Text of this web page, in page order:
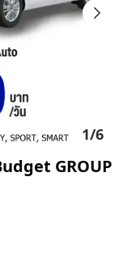
1/6
GROUP